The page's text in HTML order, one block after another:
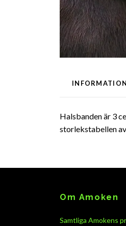
INFORMATION
Halsbanden är 3
storlekstabellen
Om Amoken
Samtliga Amokens